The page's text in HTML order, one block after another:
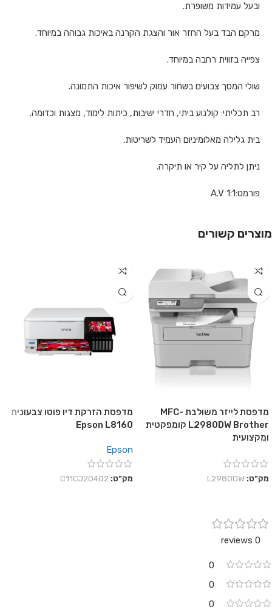
ובעל עמידות משופרת.
מרקם הבד בעל החזר אור והצגת הקרנה באיכות גבוהה במיוחד.
צפייה בזווית רחבה במיוחד.
שולי המסך צבועים בשחור עמוק לשיפור איכות התמונה.
רב תכליתי: קולנוע ביתי, חדרי ישיבות, כיתות לימוד, מצגות וכדומה.
בית גלילה מאלומיניום העמיד לשריטות.
ניתן לתליה על קיר או תיקרה.
פורמט:1:1 A.V
מוצרים קשורים
מדפסת לייזר משולבת MFC-
L2980DW Brother קומפקטית
ומקצועית
מק"ט: L2980DW
מדפסת הזרקת דיו פוטו צבעונית
Epson L8160
Epson
מק"ט: C11CJ20402
0 reviews
0
0
0